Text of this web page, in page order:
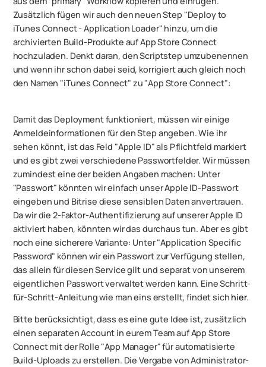
Zusätzlich fügen wir auch den neuen Step "Deploy to
iTunes Connect - Application Loader" hinzu, um die
archivierten Build-Produkte auf App Store Connect
hochzuladen. Denkt daran, den Scriptstep umzubenennen
und wenn ihr schon dabei seid, korrigiert auch gleich noch
den Namen "iTunes Connect" zu "App Store Connect":
Damit das Deployment funktioniert, müssen wir einige
Anmeldeinformationen für den Step angeben. Wie ihr
sehen könnt, ist das Feld "Apple ID" als Pflichtfeld markiert
und es gibt zwei verschiedene Passwortfelder. Wir müssen
zumindest eine der beiden Angaben machen: Unter
"Passwort" könnten wir einfach unser Apple ID-Passwort
eingeben und Bitrise diese sensiblen Daten anvertrauen.
Da wir die 2-Faktor-Authentifizierung auf unserer Apple ID
aktiviert haben, könnten wir das durchaus tun. Aber es gibt
noch eine sicherere Variante: Unter "Application Specific
Password" können wir ein Passwort zur Verfügung stellen,
das allein für diesen Service gilt und separat von unserem
eigentlichen Passwort verwaltet werden kann. Eine Schritt-
für-Schritt-Anleitung wie man eins erstellt, findet sich hier.
Bitte berücksichtigt, dass es eine gute Idee ist, zusätzlich
einen separaten Account in eurem Team auf App Store
Connect mit der Rolle "App Manager" für automatisierte
Build-Uploads zu erstellen. Die Vergabe von Administrator-